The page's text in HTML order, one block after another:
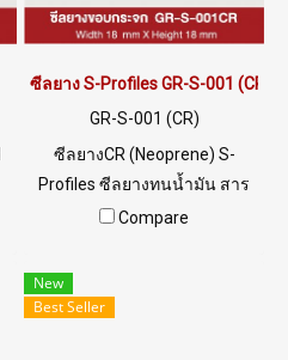
ซีลยาง S-Profiles GR-S-001 (CR)
GR-S-001 (CR)
ซีลยางCR (Neoprene) S-
Profiles ซีลยางทนน้ำมัน สาร
เคมี ทนการลามไฟ ทนสภาพ
Compare
New
Best Seller